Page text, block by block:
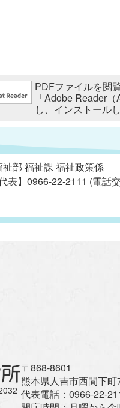
ファイルPDFファイルを閲
「Adobe Reader
し、インストール
祉部 福祉課 福祉政策係
代表】0966-22-2111 (電話
〒868-8601
熊本県人吉市西間下町
代表電話： 0966-22-